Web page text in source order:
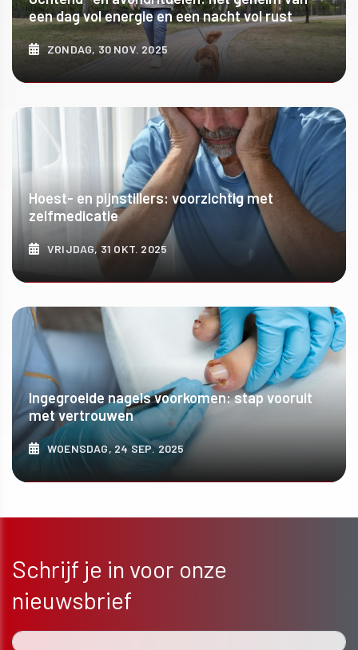
een dag vol energie en een nacht vol rust
ZONDAG, 30 NOV. 2025
ONTDEK MEER
Hoest- en pijnstillers: voorzichtig met
zelfmedicatie
VRIJDAG, 31 OKT. 2025
ONTDEK MEER
Ingegroeide nagels voorkomen: stap vooruit
met vertrouwen
WOENSDAG, 24 SEP. 2025
Schrijf je in voor onze
nieuwsbrief